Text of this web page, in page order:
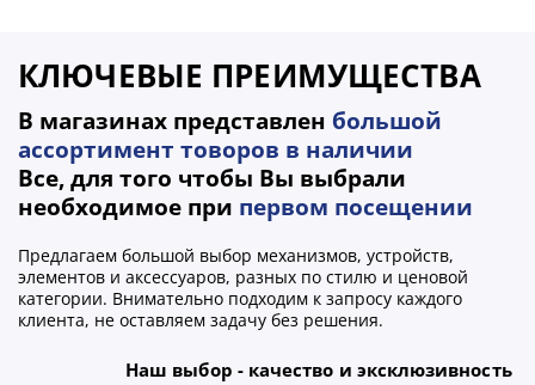
КЛЮЧЕВЫЕ ПРЕИМУЩЕСТВА
В магазинах представлен большой
ассортимент товоров в наличии
Все, для того чтобы Вы выбрали
необходимое при первом посещении
Предлагаем большой выбор механизмов, устройств,
элементов и аксессуаров, разных по стилю и ценовой
категории. Внимательно подходим к запросу каждого
клиента, не оставляем задачу без решения.
Наш выбор - качество и эксклюзивность